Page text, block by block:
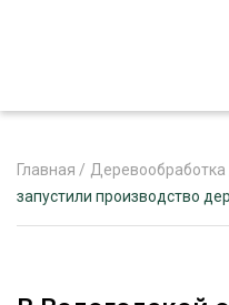
Главная / Деревообработка
запустили производство